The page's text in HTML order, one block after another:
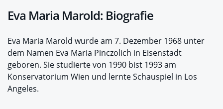
Eva Maria Marold: Biografie
Eva Maria Marold wurde am 7. Dezember 1968 unter
dem Namen Eva Maria Pinczolich in Eisenstadt
geboren. Sie studierte von 1990 bist 1993 am
Konservatorium Wien und lernte Schauspiel in Los
Angeles.